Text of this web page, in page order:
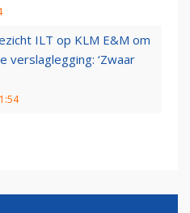
ILT op KLM E&M om
verslaglegging: ‘Zwaar